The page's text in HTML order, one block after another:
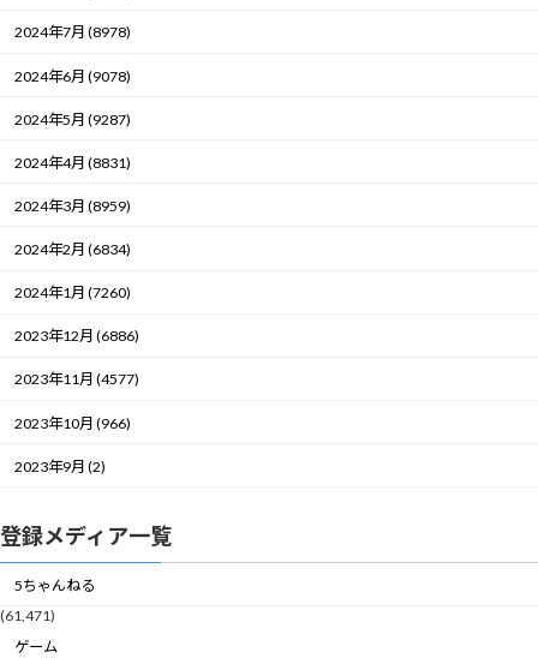
2024年7月 (8978)
2024年6月 (9078)
2024年5月 (9287)
2024年4月 (8831)
2024年3月 (8959)
2024年2月 (6834)
2024年1月 (7260)
2023年12月 (6886)
2023年11月 (4577)
2023年10月 (966)
2023年9月 (2)
登録メディア一覧
5ちゃんねる
(61,471)
ゲーム